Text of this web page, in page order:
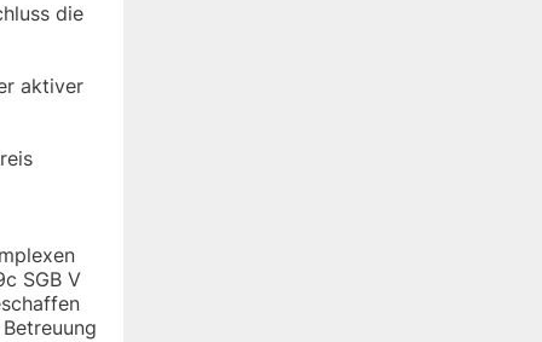
die
aktiver
SGB V